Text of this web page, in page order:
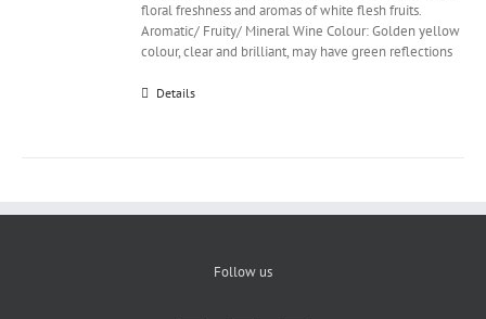
floral freshness and aromas of white flesh fruits.
Aromatic/ Fruity/ Mineral Wine Colour: Golden yellow
colour, clear and brilliant, may have green reflections
Details
Follow us